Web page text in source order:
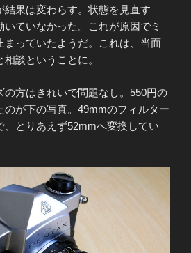
結果は変わらす。状態を見直す
いていなかった。これが原因でミ
まっていたようだ。これは、当面
談ということに。
方はきれいで問題なし。550円の
のが下の写真。49mmのフィルター
、とりあえず52mmへ変換してい